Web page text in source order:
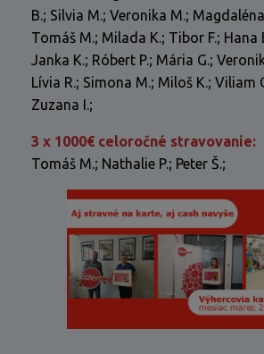
B.; Silvia M.; Veronika M.;
Tomáš M.; Milada K.; Tibor F.; Hana
Janka K.; Róbert P.; Mária G.;
Lívia R.; Simona M.; Miloš K.; Viliam
Zuzana I.;
3 x 1000€ celoročné stravovanie:
Tomáš M.; Nathalie P.; Peter Š.;